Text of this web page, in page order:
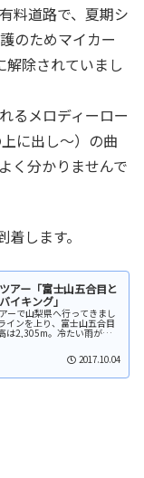
料道路で、夏期シ
のためマイカー
除されていまし
るメロディーロー
に出し～）の曲
く分かりませんで
します。
アー「富士山五合目と
イキング」
ーで山梨県へ行ってきまし
インを上り、富士山五合目
は2,305m。冷たい雨が降
2017.10.04